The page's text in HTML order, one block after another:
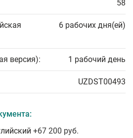
58
6 рабочих дня(ей)
версия): 1 рабочий день
UZDST00493
+67 200 руб.